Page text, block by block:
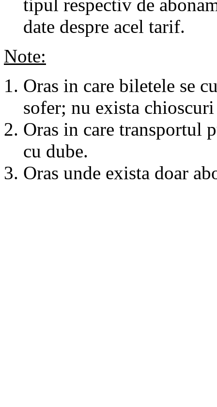
tipul respectiv de
date despre acel tarif.
Note:
Oras in care biletele se
sofer; nu exista
Oras in care transportul
cu dube.
Oras unde exista doar